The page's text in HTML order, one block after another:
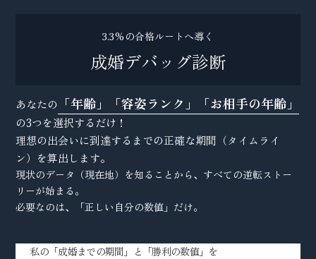
3.3%の合格ルートへ導く
成婚デバッグ診断
あなたの 「年齢」「容姿ランク」「お相手の年齢」
の3つを選択するだけ！
理想の出会いに到達するまでの正確な期間（タイムライ
ン）を算出します。
現状のデータ（現在地）を知ることから、すべての逆転ストー
リーが始まる。
必要なのは、「正しい自分の数値」だけ。
私の「成婚までの期間」と「勝利の数値」を